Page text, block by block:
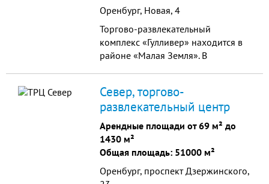
Оренбург, Новая, 4
Торгово-развлекательный
комплекс «Гулливер» находится в
районе «Малая Земля». В
галереи, где функционируют на
данный момент более 150
магазинов.
Север, торгово-
развлекательный центр
Арендные площади от 69 м² до
1430 м²
Общая площадь: 51000 м²
Оренбург, проспект Дзержинского,